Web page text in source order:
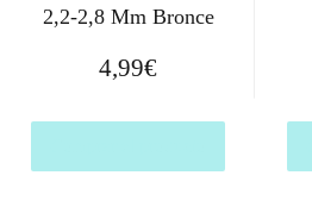
2,2-2,8 Mm Bronce
4,99€